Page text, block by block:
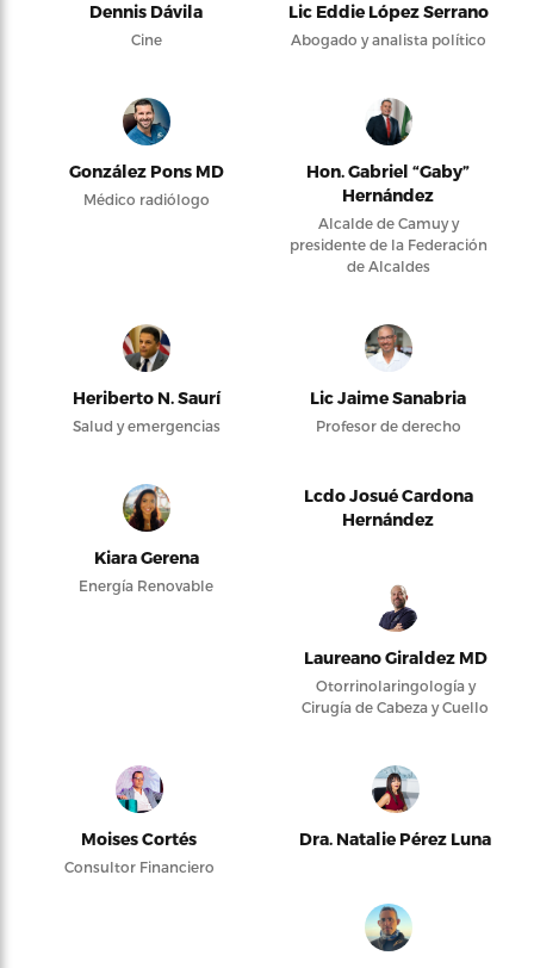
Dennis Dávila
Cine
Lic Eddie López Serrano
Abogado y analista político
González Pons MD
Médico radiólogo
Hon. Gabriel “Gaby”
Hernández
Alcalde de Camuy y
presidente de la Federación
de Alcaldes
Heriberto N. Saurí
Salud y emergencias
Lic Jaime Sanabria
Profesor de derecho
Kiara Gerena
Energía Renovable
Lcdo Josué Cardona
Hernández
Laureano Giraldez MD
Otorrinolaringología y
Cirugía de Cabeza y Cuello
Moises Cortés
Consultor Financiero
Dra. Natalie Pérez Luna